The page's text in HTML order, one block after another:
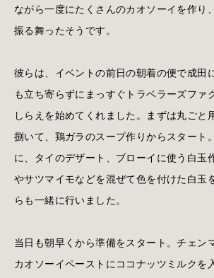
ながら一度にたくさんのカオソーイを作り
振る舞ったそうです。
彼らは、イベントの前日の朝着の便で成田
も立ち寄らずにまっすぐトラベラーズファ
しらえを始めてくれました。まずは丸ごと
捌いて、鶏ガラのスープ作りからスタート
に、タイのデザート、ブローイに使う白玉
やサツマイモなどを混ぜて色を付けた白玉
らも一緒に行いました。
当日も朝早くから準備をスタート。チェン
カオソーイペーストにココナッツミルクを